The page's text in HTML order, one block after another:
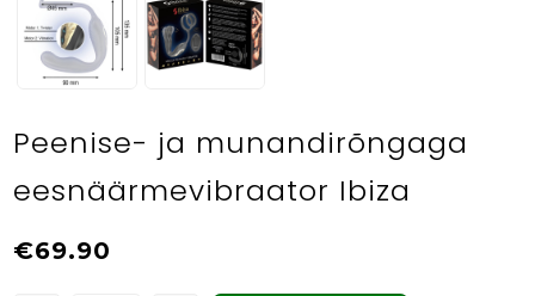
Peenise- ja munandirõngaga
eesnäärmevibraator Ibiza
€69.90